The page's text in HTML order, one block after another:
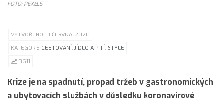
FOTO: PEXELS
VYTVOŘENO 13 ČERVNA, 2020
KATEGORIE CESTOVÁNÍ, JÍDLO A PITÍ, STYLE
3611
Krize je na spadnutí, propad tržeb v gastronomických
a ubytovacích službách v důsledku koronavirové